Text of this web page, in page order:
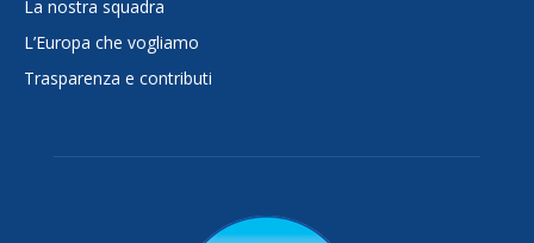
La nostra squadra
L’Europa che vogliamo
Trasparenza e contributi